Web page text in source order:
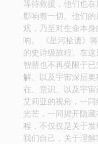
等待救援，他们也
影响着一切。他们
观，乃至对生命本
响。 《星河拾遗》
的史诗级旅程。在
智慧也不再受限于
解、以及宇宙深层
在、意识、以及宇
艾莉亚的视角，一
光芒，一同揭开隐
程，不仅仅是关于
我们自己，关于理解